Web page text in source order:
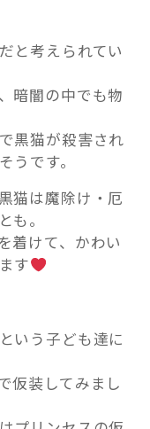
と考えられてい
暗闇の中でも物
黒猫が殺害され
うです。
猫は魔除け・厄
も。
着けて、かわい
す
いう子ども達に
仮装してみまし